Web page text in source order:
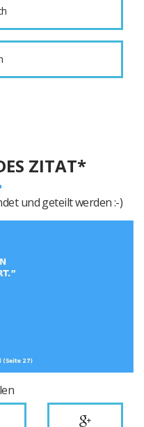
ZITAT*
und geteilt werden :-)